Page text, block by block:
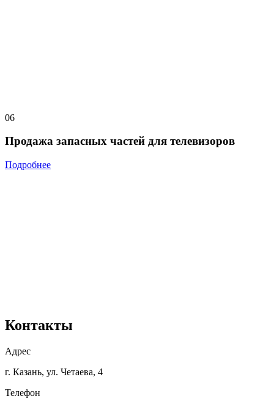
06
Продажа запасных частей для телевизоров
Подробнее
Контакты
Адрес
г. Казань, ул. Четаева, 4
Телефон